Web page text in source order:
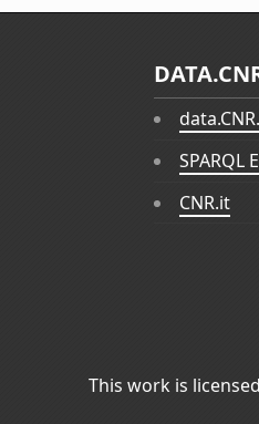
SPARQL
CNR.it
This work is